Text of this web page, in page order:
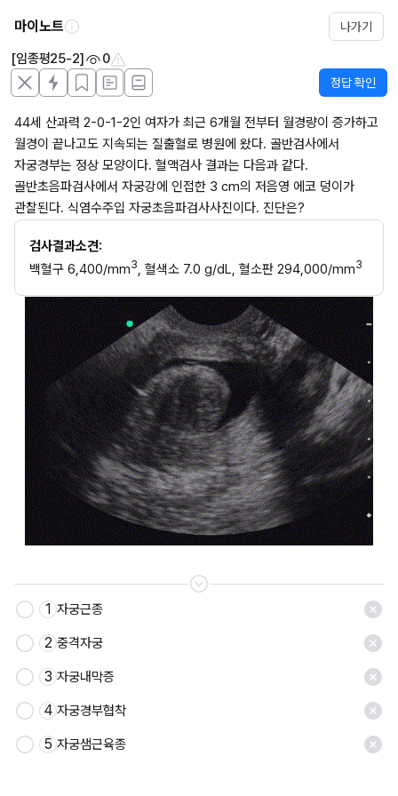
마이노트 나가기
[임종평25-2] 0
정답 확인
44세 산과력 2-0-1-2인 여자가 최근 6개월 전부터 월경량이 증가하고
월경이 끝나고도 지속되는 질출혈로 병원에 왔다. 골반검사에서
자궁경부는 정상 모양이다. 혈액검사 결과는 다음과 같다.
골반초음파검사에서 자궁강에 인접한 3 cm의 저음영 에코 덩이가
관찰된다. 식염수주입 자궁초음파검사사진이다. 진단은?
검사결과소견:
백혈구 6,400/mm3, 혈색소 7.0 g/dL, 혈소판 294,000/mm3
저장
1 자궁근종
2 중격자궁
3 자궁내막증
4 자궁경부협착
5 자궁샘근육종